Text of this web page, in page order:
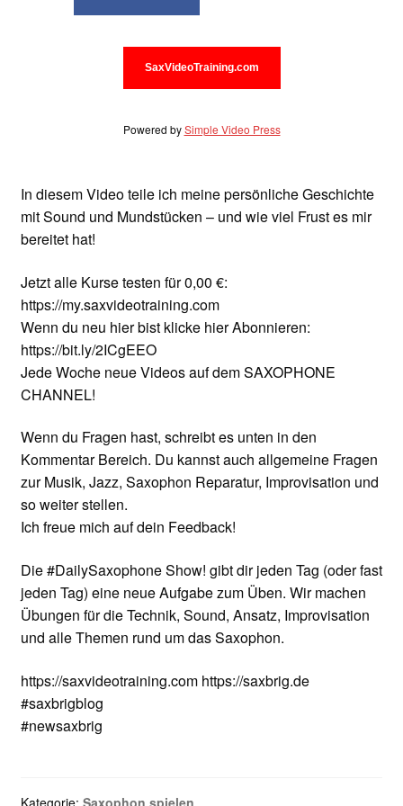
KONTAKT
SaxVideoTraining.com
Powered bySimple Video Press
In diesem Video teile ich meine persönliche Geschichte
mit Sound und Mundstücken – und wie viel Frust es mir
bereitet hat!
Jetzt alle Kurse testen für 0,00 €:
https://my.saxvideotraining.com
Wenn du neu hier bist klicke hier Abonnieren:
https://bit.ly/2ICgEEO
Jede Woche neue Videos auf dem SAXOPHONE
CHANNEL!
Wenn du Fragen hast, schreibt es unten in den
Kommentar Bereich. Du kannst auch allgemeine Fragen
zur Musik, Jazz, Saxophon Reparatur, Improvisation und
so weiter stellen.
Ich freue mich auf dein Feedback!
Die #DailySaxophone Show! gibt dir jeden Tag (oder fast
jeden Tag) eine neue Aufgabe zum Üben. Wir machen
Übungen für die Technik, Sound, Ansatz, Improvisation
und alle Themen rund um das Saxophon.
https://saxvideotraining.com https://saxbrig.de
#saxbrigblog
#newsaxbrig
Kategorie: Saxophon spielen